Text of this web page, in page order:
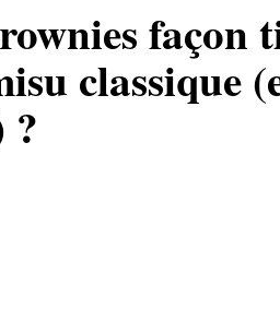
façon
classique
?